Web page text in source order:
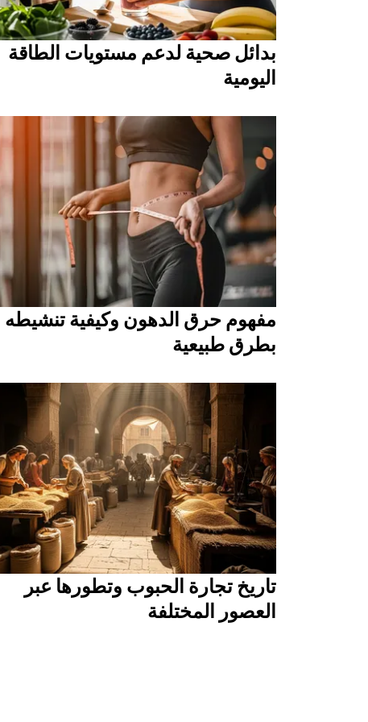
بدائل صحية لدعم مستويات الطاقة
اليومية
مفهوم حرق الدهون وكيفية تنشيطه
بطرق طبيعية
تاريخ تجارة الحبوب وتطورها عبر
العصور المختلفة